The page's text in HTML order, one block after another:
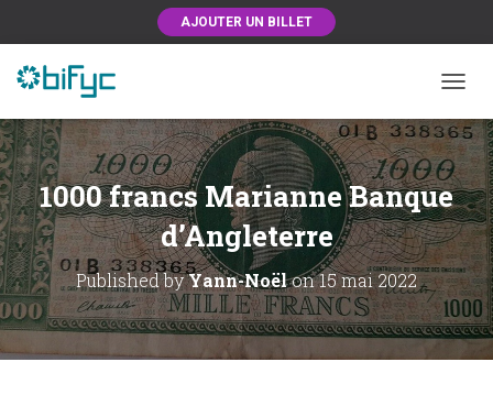
AJOUTER UN BILLET
1000 francs Marianne Banque
d’Angleterre
Published byYann-Noëlon15 mai 2022